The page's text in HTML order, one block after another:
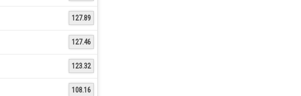
127.89
127.46
123.32
108.16